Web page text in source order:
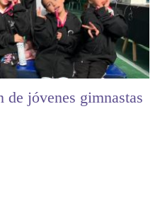
de jóvenes gimnastas